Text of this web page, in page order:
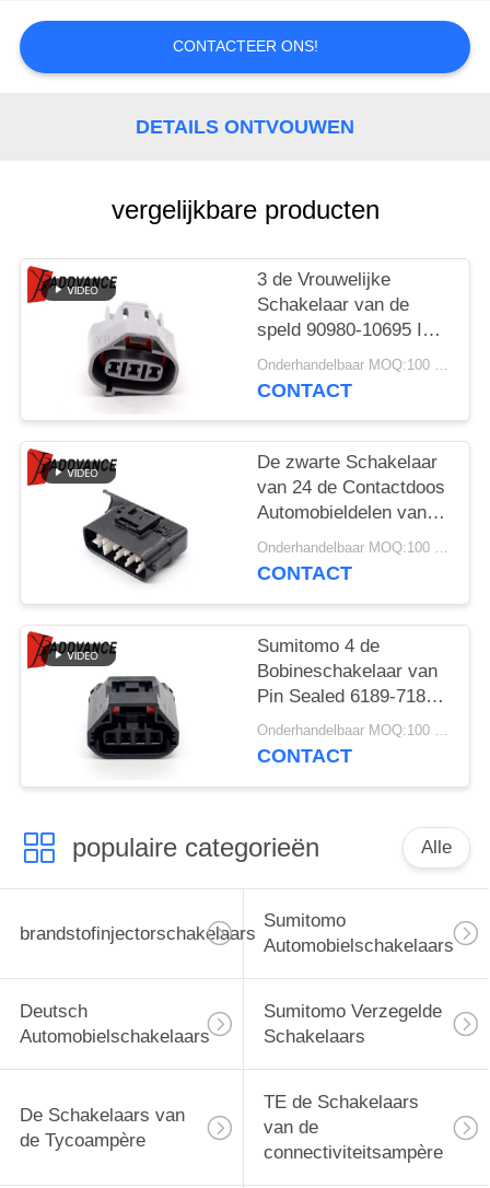
PRIVACYBELEID
CONTACTEER ONS!
DETAILS ONTVOUWEN
vergelijkbare producten
3 de Vrouwelijke
Schakelaar van de
speld 90980-10695 ISC
IACV Sensor voor
Toyota Lexus
Onderhandelbaar MOQ:100 EENHEDEN
CONTACT
De zwarte Schakelaar
van 24 de Contactdoos
Automobieldelen van
Pin Male With Back
6188-0539 voor Auto
Onderhandelbaar MOQ:100 EENHEDEN
CONTACT
Sumitomo 4 de
Bobineschakelaar van
Pin Sealed 6189-7188
voor Mazda Atenza
Onderhandelbaar MOQ:100 EENHEDEN
CONTACT
populaire categorieën Alle
brandstofinjectorschakelaars
Sumitomo
Automobielschakelaars
Deutsch
Automobielschakelaars
Sumitomo Verzegelde
Schakelaars
De Schakelaars van
de Tycoampère
TE de Schakelaars
van de
connectiviteitsampère